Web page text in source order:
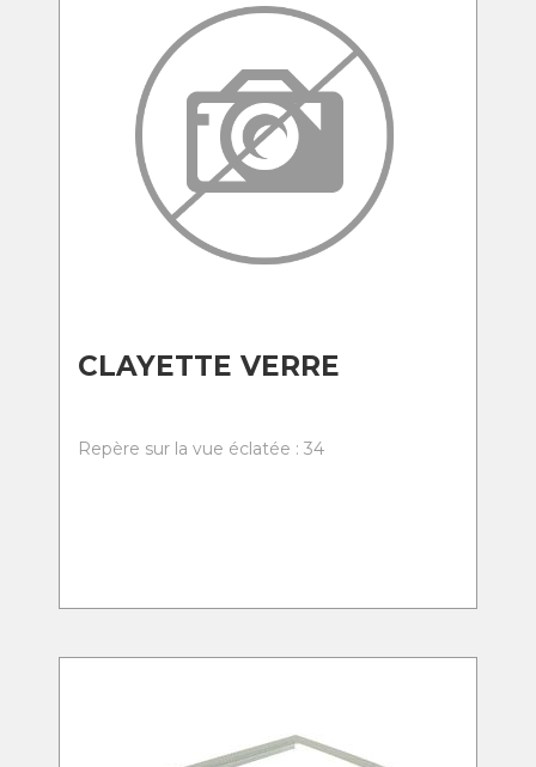
CLAYETTE VERRE
Repère sur la vue éclatée : 34